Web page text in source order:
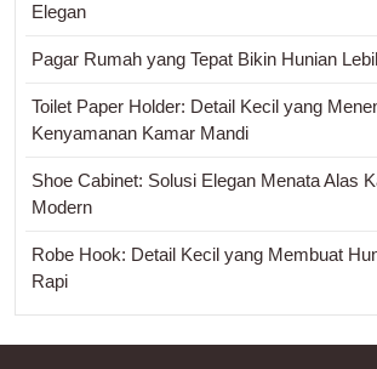
Elegan
Pagar Rumah yang Tepat Bikin Hunian
Toilet Paper Holder: Detail Kecil yang
Kenyamanan Kamar Mandi
Shoe Cabinet: Solusi Elegan Menata Alas
Modern
Robe Hook: Detail Kecil yang Membuat
Rapi